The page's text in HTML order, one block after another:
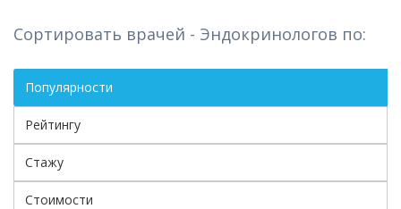
Сортировать врачей - Эндокринологов по:
Популярности
Рейтингу
Стажу
Стоимости